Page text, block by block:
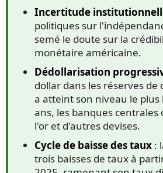
Incertitude
politiques sur
semé le doute sur la
monétaire américaine.
Dédollarisation
dollar dans les réserves
a atteint son niveau le
ans, les banques
l'or et d'autres devises.
Cycle de baisse des taux :
trois baisses de taux à